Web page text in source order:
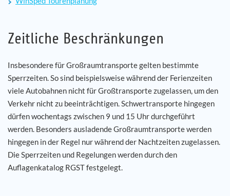
Zeitliche Beschränkungen
Insbesondere für Großraumtransporte gelten bestimmte
Sperrzeiten. So sind beispielsweise während der Ferienzeiten
viele Autobahnen nicht für Großtransporte zugelassen, um den
Verkehr nicht zu beeinträchtigen. Schwertransporte hingegen
dürfen wochentags zwischen 9 und 15 Uhr durchgeführt
werden. Besonders ausladende Großraumtransporte werden
hingegen in der Regel nur während der Nachtzeiten zugelassen.
Die Sperrzeiten und Regelungen werden durch den
Auflagenkatalog RGST festgelegt.